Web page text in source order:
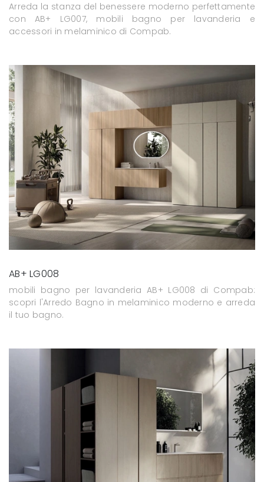
Arreda la stanza del benessere moderno perfettamente
con AB+ LG007, mobili bagno per lavanderia e
accessori in melaminico di Compab.
AB+ LG008
mobili bagno per lavanderia AB+ LG008 di Compab:
scopri l'Arredo Bagno in melaminico moderno e arreda
il tuo bagno.